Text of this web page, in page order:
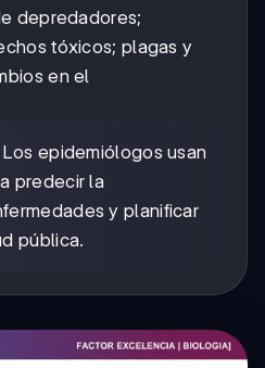
depredadores;
tóxicos; plagas y
en el
Los epidemiólogos usan
predecir la
y planificar
pública.